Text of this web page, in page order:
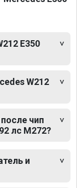
E350
W212
чип
лс M272?
и